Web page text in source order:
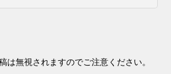
は無視されますのでご注意ください。